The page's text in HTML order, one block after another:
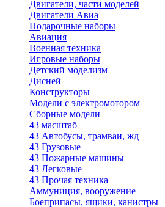
Двигатели, части моделей
Двигатели Авиа
Подарочные наборы
Авиация
Военная техника
Игровые наборы
Детский моделизм
Дисней
Конструкторы
Модели с электромотором
Сборные модели
43 масштаб
43 Автобусы, трамваи, жд
43 Грузовые
43 Пожарные машины
43 Легковые
43 Прочая техника
Аммуниция, вооружение
Боеприпасы, ящики, канистры